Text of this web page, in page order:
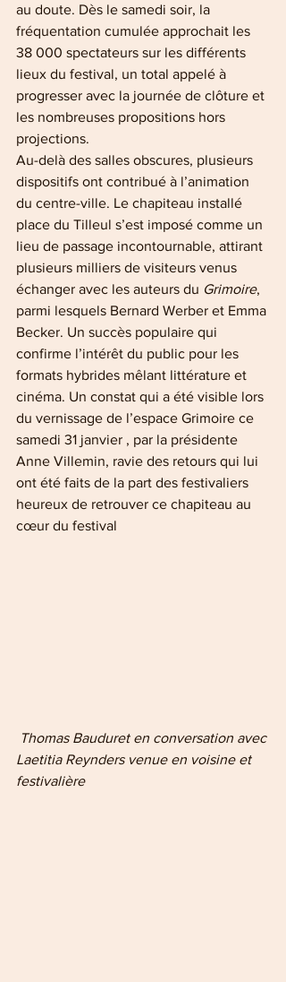
au doute. Dès le samedi soir, la
fréquentation cumulée approchait les
38 000 spectateurs sur les différents
lieux du festival, un total appelé à
progresser avec la journée de clôture et
les nombreuses propositions hors
projections.
Au-delà des salles obscures, plusieurs
dispositifs ont contribué à l’animation
du centre-ville. Le chapiteau installé
place du Tilleul s’est imposé comme un
lieu de passage incontournable, attirant
plusieurs milliers de visiteurs venus
échanger avec les auteurs du Grimoire,
parmi lesquels Bernard Werber et Emma
Becker. Un succès populaire qui
confirme l’intérêt du public pour les
formats hybrides mêlant littérature et
cinéma. Un constat qui a été visible lors
du vernissage de l’espace Grimoire ce
samedi 31 janvier , par la présidente
Anne Villemin, ravie des retours qui lui
ont été faits de la part des festivaliers
heureux de retrouver ce chapiteau au
cœur du festival
Laetitia Reynders venue en voisine et
festivalière